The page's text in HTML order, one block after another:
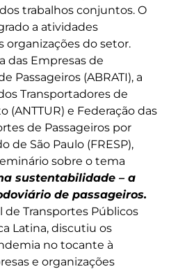
trabalhos conjuntos. O
a atividades
organizações do setor.
das Empresas de
Passageiros (ABRATI), a
Transportadores de
(ANTTUR) e Federação das
de Passageiros por
de São Paulo (FRESP),
sobre o tema
sustentabilidade – a
de passageiros.
Transportes Públicos
Latina, discutiu os
no tocante à
e organizações